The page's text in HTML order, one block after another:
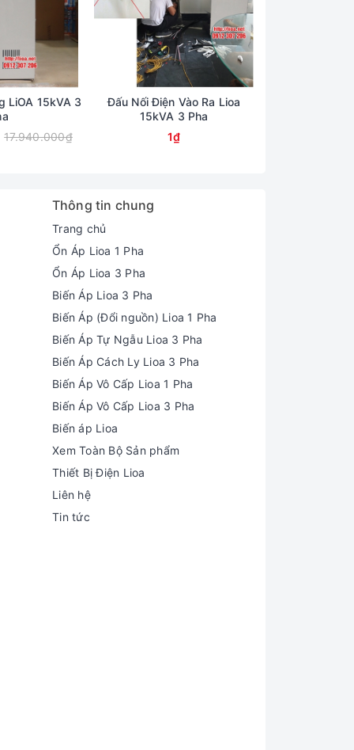
LiOA 15kVA 3
17.940.000₫
Đấu Nối Điện Vào Ra Lioa
15kVA 3 Pha
1₫
Thông tin chung
Trang chủ
Ổn Áp Lioa 1 Pha
Ổn Áp Lioa 3 Pha
Biến Áp Lioa 3 Pha
Biến Áp (Đổi nguồn) Lioa 1 Pha
Biến Áp Tự Ngẫu Lioa 3 Pha
Biến Áp Cách Ly Lioa 3 Pha
Biến Áp Vô Cấp Lioa 1 Pha
Biến Áp Vô Cấp Lioa 3 Pha
Biến áp Lioa
Xem Toàn Bộ Sản phẩm
Thiết Bị Điện Lioa
Liên hệ
Tin tức